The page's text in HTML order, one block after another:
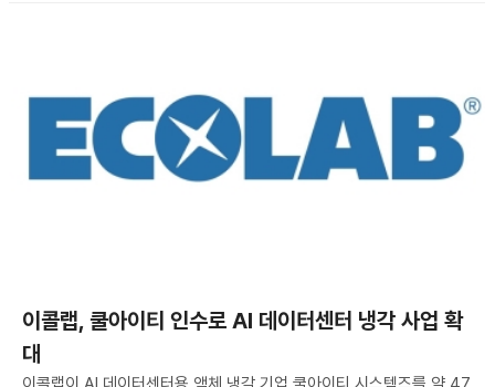
이콜랩, 쿨아이티 인수로 AI 데이터센터 냉각 사업 확
대